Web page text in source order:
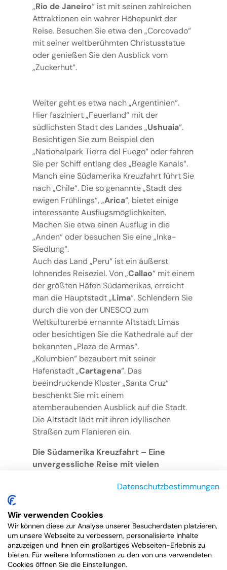
„Rio de Janeiro“ ist mit seinen zahlreichen
Attraktionen ein wahrer Höhepunkt der
Reise. Besuchen Sie etwa den „Corcovado“
mit seiner weltberühmten Christusstatue
oder genießen Sie den Ausblick vom
„Zuckerhut“.
Weiter geht es etwa nach „Argentinien“.
Hier fasziniert „Feuerland“ mit der
südlichsten Stadt des Landes „Ushuaia“.
Besichtigen Sie zum Beispiel den
„Nationalpark Tierra del Fuego“ oder fahren
Sie per Schiff entlang des „Beagle Kanals“.
Manch eine Südamerika Kreuzfahrt führt Sie
nach „Chile“. Die so genannte „Stadt des
ewigen Frühlings“, „Arica“, bietet einige
interessante Ausflugsmöglichkeiten.
Machen Sie etwa einen Ausflug in die
„Anden“ oder besuchen Sie eine „Inka-
Siedlung“.
Auch das Land „Peru“ ist ein äußerst
lohnendes Reiseziel. Von „Callao“ mit einem
der größten Häfen Südamerikas, erreicht
man die Hauptstadt „Lima“. Schlendern Sie
durch die von der UNESCO zum
Weltkulturerbe ernannte Altstadt Limas
oder besichtigen Sie die Kathedrale auf der
bekannten „Plaza de Armas“.
„Kolumbien“ bezaubert mit seiner
Hafenstadt „Cartagena“. Das
beeindruckende Kloster „Santa Cruz“
beschenkt Sie mit einem
atemberaubenden Ausblick auf die Stadt.
Die Altstadt lädt mit ihren idyllischen
Straßen zum Flanieren ein.
Die Südamerika Kreuzfahrt – Eine
unvergessliche Reise mit vielen
Nicht nur die Herzen von Abenteurern und
Naturfreunden werden hier höher schlagen,
denn diese Kreuzfahrt lässt keine Wünsche
an eine gelungene Reise offen.
Datenschutzbestimmungen
Wir verwenden Cookies
Wir können diese zur Analyse unserer Besucherdaten platzieren,
um unsere Webseite zu verbessern, personalisierte Inhalte
anzuzeigen und Ihnen ein großartiges Webseiten-Erlebnis zu
bieten. Für weitere Informationen zu den von uns verwendeten
Cookies öffnen Sie die Einstellungen.